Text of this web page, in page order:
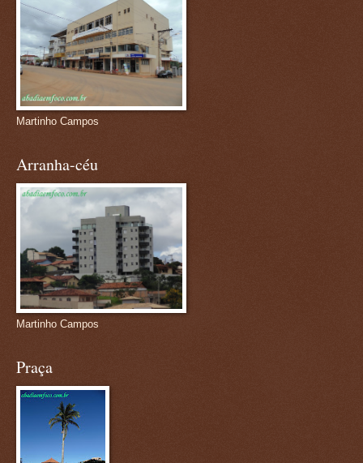
Martinho Campos
Arranha-céu
Martinho Campos
Praça